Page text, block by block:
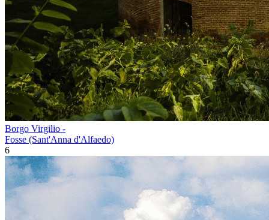
Borgo Virgilio -
Fosse (Sant'Anna d'Alfaedo)
6